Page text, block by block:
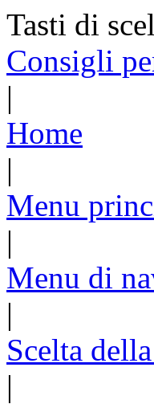
Tasti di
Consigli
|
Home
|
Menu
|
Menu di
|
Scelta
|